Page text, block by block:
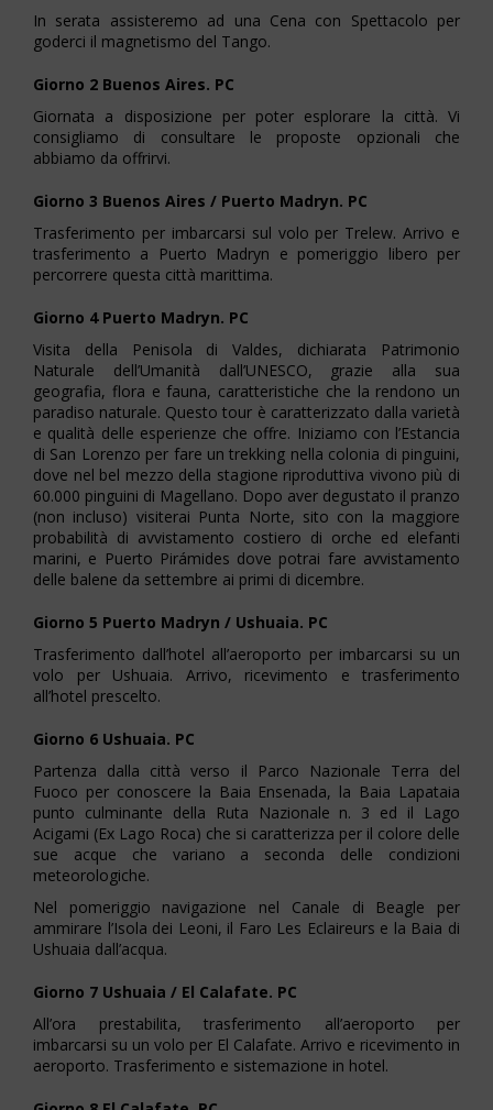
In serata assisteremo ad una Cena con Spettacolo per
goderci il magnetismo del Tango.
Giorno 2 Buenos Aires. PC
Giornata a disposizione per poter esplorare la città. Vi
consigliamo di consultare le proposte opzionali che
abbiamo da offrirvi.
Giorno 3 Buenos Aires / Puerto Madryn. PC
Trasferimento per imbarcarsi sul volo per Trelew. Arrivo e
trasferimento a Puerto Madryn e pomeriggio libero per
percorrere questa città marittima.
Giorno 4 Puerto Madryn. PC
Visita della Penisola di Valdes, dichiarata Patrimonio
Naturale dell’Umanità dall’UNESCO, grazie alla sua
geografia, flora e fauna, caratteristiche che la rendono un
paradiso naturale. Questo tour è caratterizzato dalla varietà
e qualità delle esperienze che offre. Iniziamo con l’Estancia
di San Lorenzo per fare un trekking nella colonia di pinguini,
dove nel bel mezzo della stagione riproduttiva vivono più di
60.000 pinguini di Magellano. Dopo aver degustato il pranzo
(non incluso) visiterai Punta Norte, sito con la maggiore
probabilità di avvistamento costiero di orche ed elefanti
marini, e Puerto Pirámides dove potrai fare avvistamento
delle balene da settembre ai primi di dicembre.
Giorno 5 Puerto Madryn / Ushuaia. PC
Trasferimento dall’hotel all’aeroporto per imbarcarsi su un
volo per Ushuaia. Arrivo, ricevimento e trasferimento
all’hotel prescelto.
Giorno 6 Ushuaia. PC
Partenza dalla città verso il Parco Nazionale Terra del
Fuoco per conoscere la Baia Ensenada, la Baia Lapataia
punto culminante della Ruta Nazionale n. 3 ed il Lago
Acigami (Ex Lago Roca) che si caratterizza per il colore delle
sue acque che variano a seconda delle condizioni
meteorologiche.
Nel pomeriggio navigazione nel Canale di Beagle per
ammirare l’Isola dei Leoni, il Faro Les Eclaireurs e la Baia di
Ushuaia dall’acqua.
Giorno 7 Ushuaia / El Calafate. PC
All’ora prestabilita, trasferimento all’aeroporto per
imbarcarsi su un volo per El Calafate. Arrivo e ricevimento in
aeroporto. Trasferimento e sistemazione in hotel.